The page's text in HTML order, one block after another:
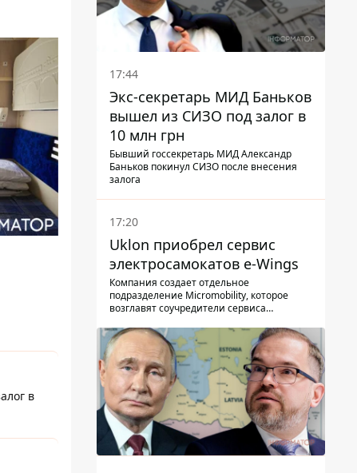
в
17:44
Экс-секретарь МИД Баньков
вышел из СИЗО под залог в
10 млн грн
Бывший госсекретарь МИД Александр
Баньков покинул СИЗО после внесения
залога
17:20
Uklon приобрел сервис
электросамокатов e-Wings
Компания создает отдельное
подразделение Micromobility, которое
возглавят соучредители сервиса